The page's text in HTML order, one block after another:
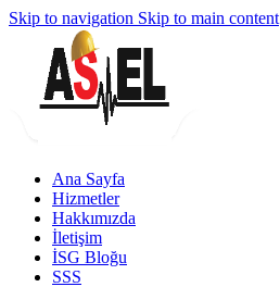
Skip to navigation Skip to main content
Ana Sayfa
Hizmetler
Hakkımızda
İletişim
İSG Bloğu
SSS